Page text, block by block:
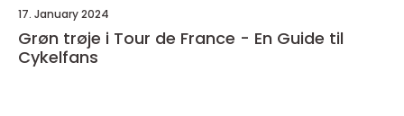
17. January 2024
Grøn trøje i Tour de France - En Guide til
Cykelfans